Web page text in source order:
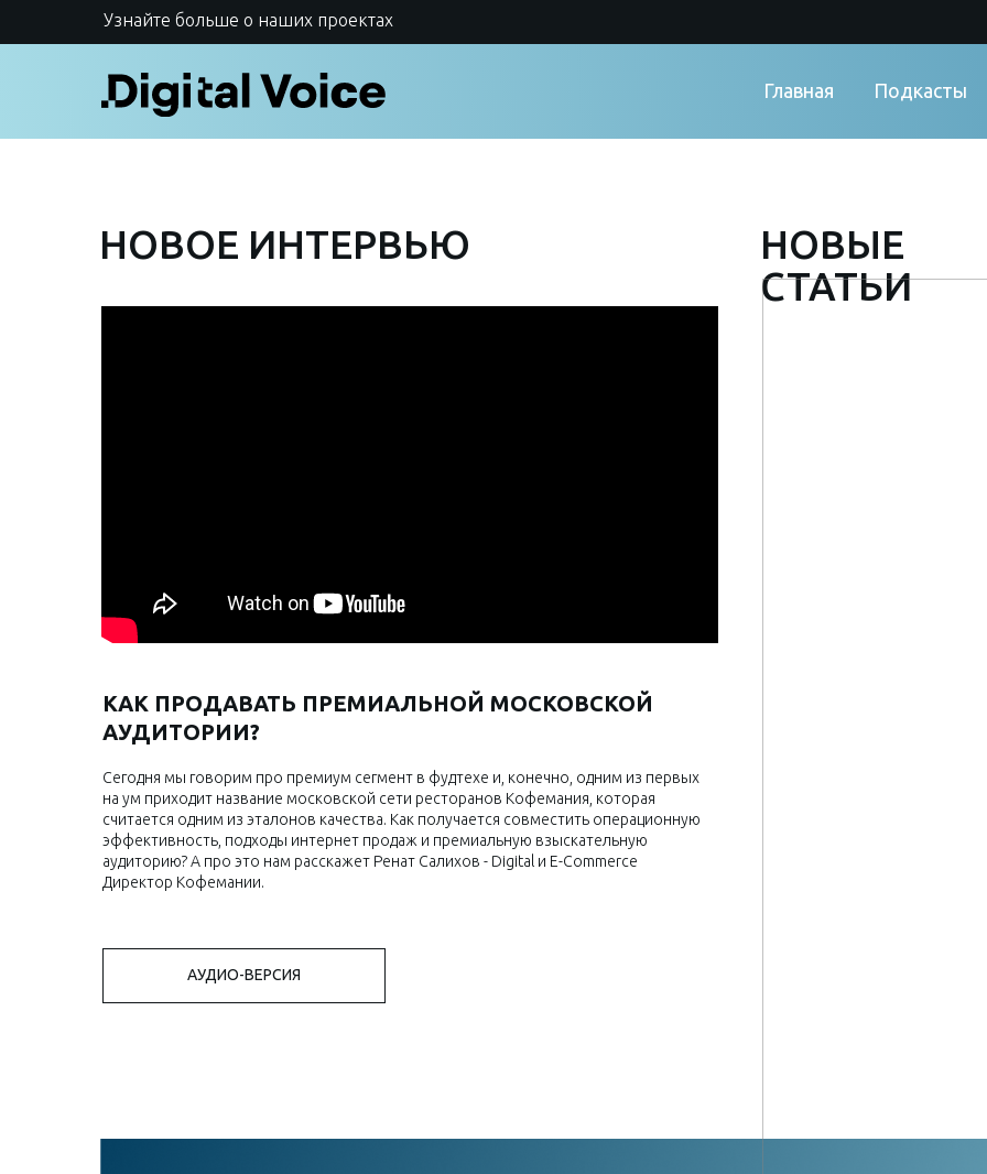
Узнайте больше о наших проектах
Главная Подкасты
НОВОЕ ИНТЕРВЬЮ
НОВЫЕ
СТАТЬИ
on
КАК ПРОДАВАТЬ ПРЕМИАЛЬНОЙ МОСКОВСКОЙ
АУДИТОРИИ?
Сегодня мы говорим про премиум сегмент в фудтехе и, конечно, одним из первых
на ум приходит название московской сети ресторанов Кофемания, которая
считается одним из эталонов качества. Как получается совместить операционную
эффективность, подходы интернет продаж и премиальную взыскательную
аудиторию? А про это нам расскажет Ренат Салихов - Digital и E-Commerce
Директор Кофемании.
АУДИО-ВЕРСИЯ